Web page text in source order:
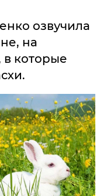
озвучила
на
которые